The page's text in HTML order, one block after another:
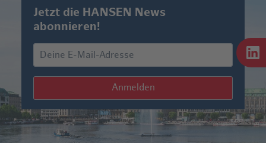
Jetzt die HANSEN News
abonnieren!
Anmelden